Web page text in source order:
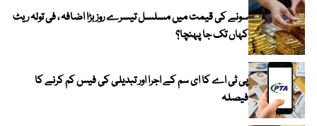
سونے کی قیمت میں مسلسل تیسرے روز بڑا اضافہ ، فی تولہ ریٹ
کہاں تک جا پہنچا؟
پی ٹی اے کا ای سم کے اجرا اور تبدیلی کی فیس کم کرنے کا
فیصلہ